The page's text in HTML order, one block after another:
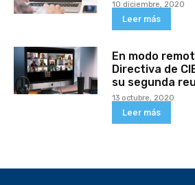
10 diciembre, 2020
Leer más
En modo
Directiva de
su segunda
13 octubre, 2020
Leer más